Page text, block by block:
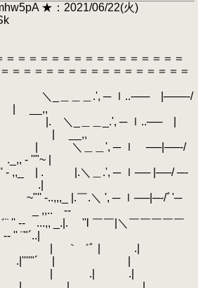
★：2021/06/22(火)
＝＝＝＝＝＝＝＝＝＝＝＝＝＝＝
＝＝＝＝＝＝＝＝＝＝＝＝＝＝＝＝
.', ─ ｌ..‐── |───‐/
__,,
＿＿_.', ─ ｌ..── |
.| | __,,
＿＿', ─ ｌ ──|──‐/
''"~ |
＼＿.', ─ ｌ── |──/ ─‐
.|
|.￣.＼ ', ─ ｌ──|─‐/ﾞ'─
_ ,,.. -‐
_.|. ''l ￣￣|＼￣￣￣￣￣
'' ¨"´..|
゛ﾞ | .|
| .|''''"´ | |
| .| .|